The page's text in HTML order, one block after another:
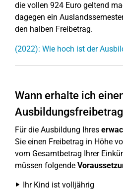
die vollen 924 Euro geltend
dagegen ein
den halben Freibetrag.
(2022): Wie hoch ist der
Wann erhalte ich
Für die Ausbildung Ihres
Sie einen Freibetrag in Höhe
vom Gesamtbetrag Ihrer
müssen folgende
Ihr Kind ist volljährig